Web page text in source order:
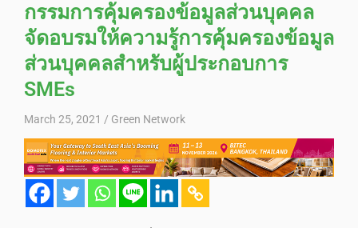
กรรมการคุ้มครองข้อมูลส่วนบุคคล
จัดอบรมให้ความรู้การคุ้มครองข้อมูล
ส่วนบุคคลสำหรับผู้ประกอบการ
SMEs
March 25, 2021 Green Network